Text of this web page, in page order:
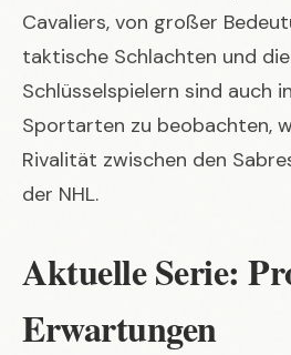
Cavaliers, von großer
taktische Schlachten und
Schlüsselspielern sind auch
Sportarten zu beobachten,
Rivalität zwischen den
der NHL.
Aktuelle Serie:
Erwartungen